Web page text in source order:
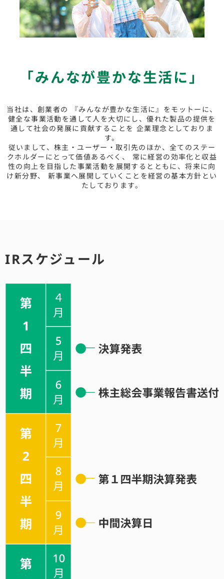
「みんなが豊かな生活に」
当社は、創業者の 『みんなが豊かな生活に』をモットーに、
健全な事業活動を通して人を大切にし、優れた製品の提供を
通して社会の発展に貢献することを 企業理念としておりま
す。
従いまして、株主・ユーザー・取引先のほか、全てのステー
クホルダーにとって価値あるべく、
常に経営の効率化と収益
性の向上を目指した事業活動を展開するとともに、将来に向
け新分野、
新事業へ展開していくことを経営の基本方針とい
たしております。
IRスケジュール